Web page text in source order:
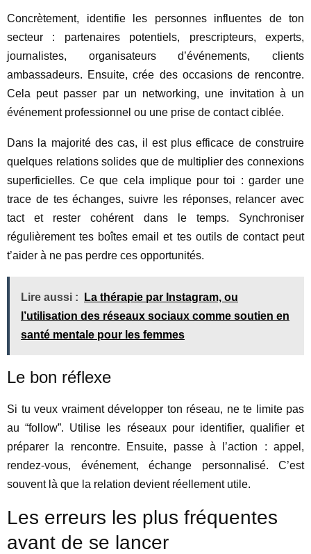
Concrètement, identifie les personnes influentes de ton
secteur : partenaires potentiels, prescripteurs, experts,
journalistes, organisateurs d’événements, clients
ambassadeurs. Ensuite, crée des occasions de rencontre.
Cela peut passer par un networking, une invitation à un
événement professionnel ou une prise de contact ciblée.
Dans la majorité des cas, il est plus efficace de construire
quelques relations solides que de multiplier des connexions
superficielles. Ce que cela implique pour toi : garder une
trace de tes échanges, suivre les réponses, relancer avec
tact et rester cohérent dans le temps. Synchroniser
régulièrement tes boîtes email et tes outils de contact peut
t’aider à ne pas perdre ces opportunités.
Lire aussi :
La thérapie par Instagram, ou
l’utilisation des réseaux sociaux comme soutien en
santé mentale pour les femmes
Le bon réflexe
Si tu veux vraiment développer ton réseau, ne te limite pas
au “follow”. Utilise les réseaux pour identifier, qualifier et
préparer la rencontre. Ensuite, passe à l’action : appel,
rendez-vous, événement, échange personnalisé. C’est
souvent là que la relation devient réellement utile.
Les erreurs les plus fréquentes
avant de se lancer